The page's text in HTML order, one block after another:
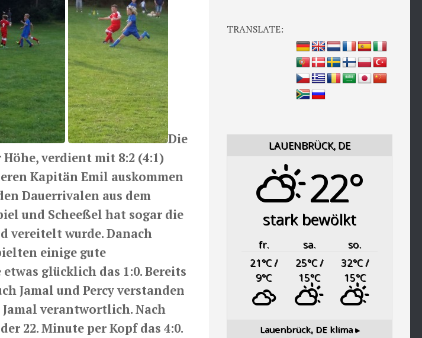
Die
verdient mit 8:2 (4:1)
Kapitän Emil auskommen
Dauerrivalen aus dem
und Scheeßel hat sogar die
vereitelt wurde. Danach
einige gute
glücklich das 1:0. Bereits
Jamal und Percy verstanden
Jamal verantwortlich. Nach
22. Minute per Kopf das 4:0.
TRANSLATE:
LAUENBRÜCK, DE
22°
stark bewölkt
fr. sa.
so.
21°C/
9°C
25°C/
15°C
32°C/
15°C
Lauenbrück, DEklima ▸